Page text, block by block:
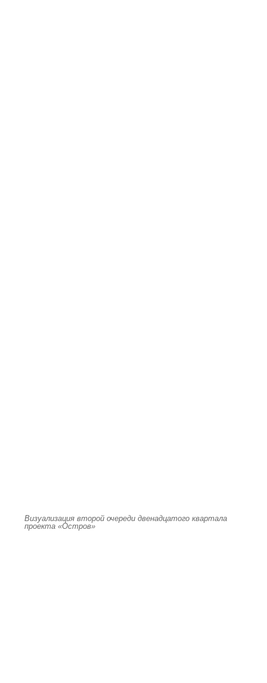
Визуализация второй очереди двенадцатого квартала
проекта «Остров»